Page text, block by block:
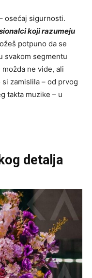
osećaj sigurnosti.
koji razumeju
potpuno da se
svakom segmentu
ne vide, ali
zamislila – od prvog
takta muzike – u
detalja